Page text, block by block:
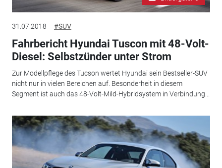
31.07.2018 #SUV
Fahrbericht Hyundai Tuscon mit 48-Volt-
Diesel: Selbstzünder unter Strom
Zur Modellpflege des Tucson wertet Hyundai sein Bestseller-SUV
nicht nur in vielen Bereichen auf. Besonderheit in diesem
Segment ist auch das 48-Volt-Mild-Hybridsystem in Verbindung...